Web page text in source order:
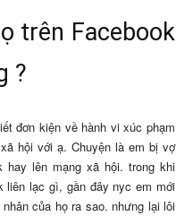
trên Facebook
?
đơn kiện về hành vi xúc phạm
hội với ạ. Chuyện là em bị vợ
lên mạng xã hội. trong khi
liên lạc gì, gần đây nyc em mới
của họ ra sao. nhưng lại lôi